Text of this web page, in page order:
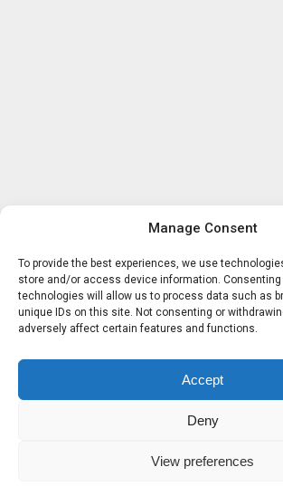
Manage Consent
To provide the best experiences, we use
store and/or access device information.
technologies will allow us to process data such as
unique IDs on this site. Not consenting or
adversely affect certain features and functions.
Accept
Deny
View preferences